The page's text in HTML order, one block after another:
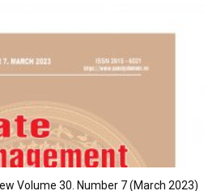
Volume 30. Number 7 (March 2023)